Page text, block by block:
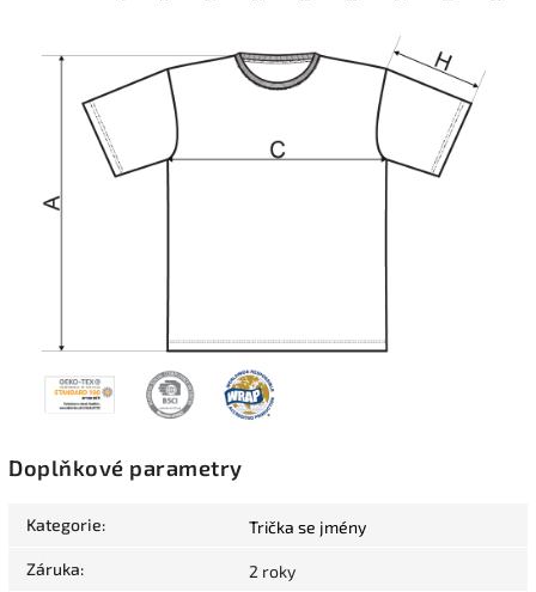
Doplňkové parametry
Kategorie: Trička se jmény
Záruka: 2 roky